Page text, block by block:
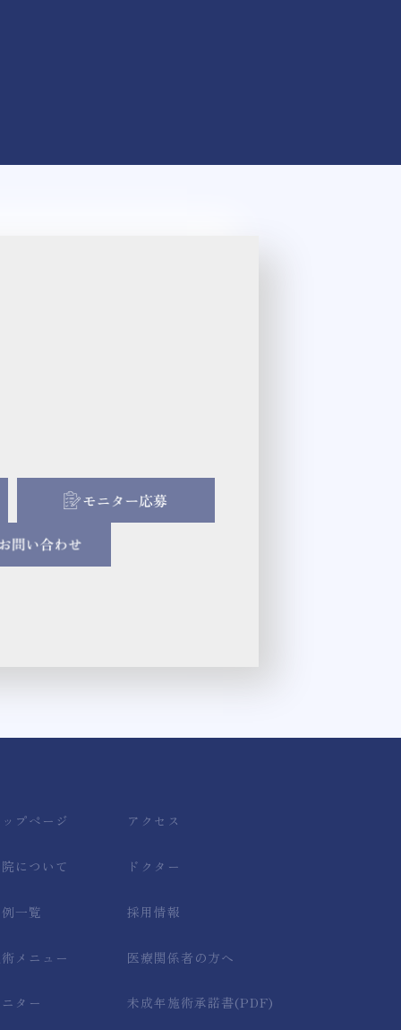
プページ
について
一覧
メニュー
ター
アクセス
ドクター
採用情報
医療関係者の方へ
未成年施術承諾書(PDF)